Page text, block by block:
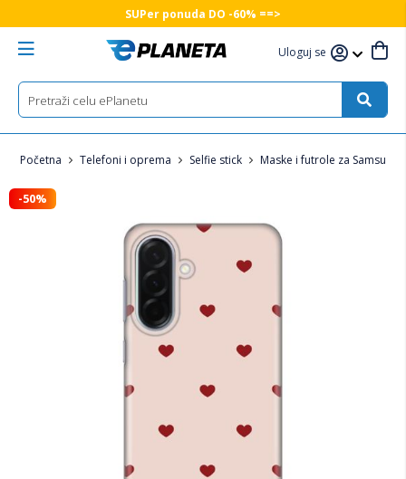
SUPer ponuda DO -60% ==>
Uloguj se
Početna Telefoni i oprema Selfie stick Maske i futrole za Samsung
-50%